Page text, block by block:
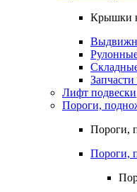
Крышки
Лифт подвески
Пороги,
Пороги,
Пороги,